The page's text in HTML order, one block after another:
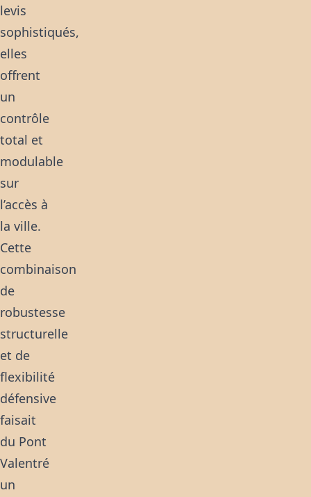
levis
sophistiqués,
elles
offrent
un
contrôle
total et
modulable
sur
l’accès à
la ville.
Cette
combinaison
de
robustesse
structurelle
et de
flexibilité
défensive
faisait
du Pont
Valentré
un